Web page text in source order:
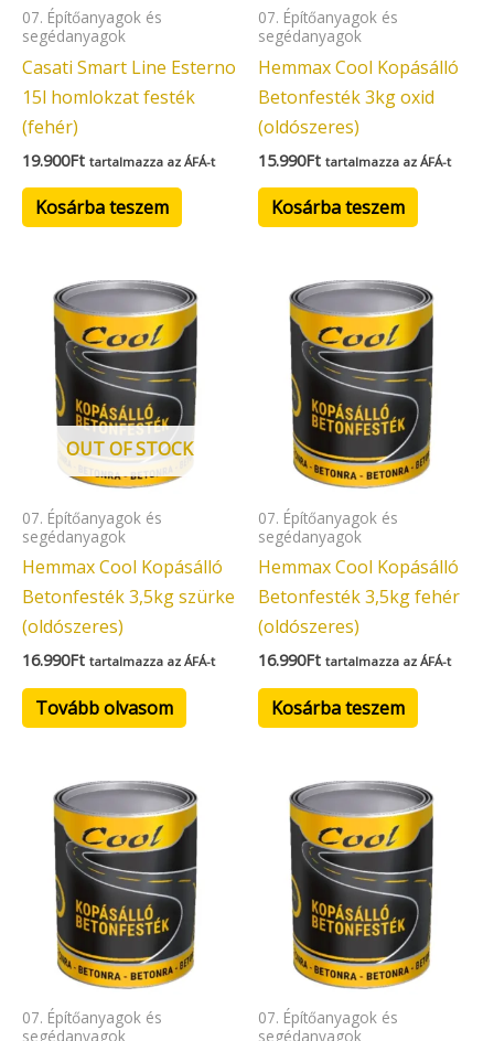
07. Építőanyagok és
segédanyagok
Casati Smart Line Esterno
15l homlokzat festék
(fehér)
19.900Ft tartalmazza az ÁFÁ-t
Kosárba teszem
07. Építőanyagok és
segédanyagok
Hemmax Cool Kopásálló
Betonfesték 3kg oxid
(oldószeres)
15.990Ft tartalmazza az ÁFÁ-t
Kosárba teszem
OUT OF STOCK
07. Építőanyagok és
segédanyagok
Hemmax Cool Kopásálló
Betonfesték 3,5kg szürke
(oldószeres)
16.990Ft tartalmazza az ÁFÁ-t
Tovább olvasom
07. Építőanyagok és
segédanyagok
Hemmax Cool Kopásálló
Betonfesték 3,5kg fehér
(oldószeres)
16.990Ft tartalmazza az ÁFÁ-t
Kosárba teszem
07. Építőanyagok és
segédanyagok
07. Építőanyagok és
segédanyagok